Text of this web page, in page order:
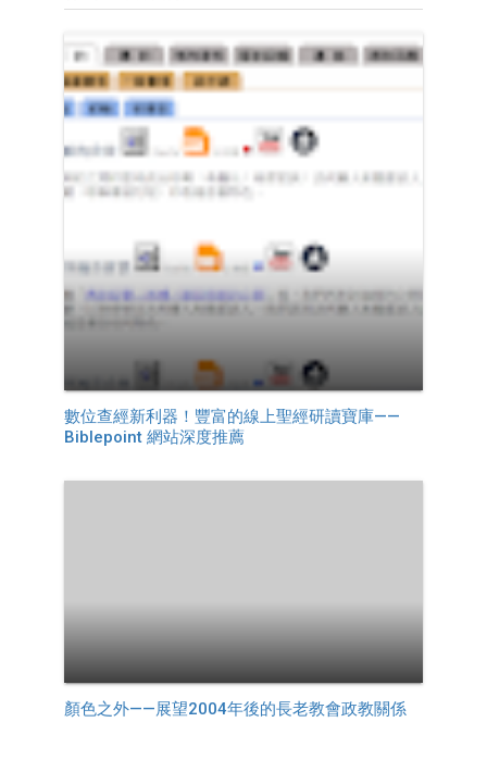
數位查經新利器！豐富的線上聖經研讀寶庫——
Biblepoint 網站深度推薦
顏色之外——展望2004年後的長老教會政教關係